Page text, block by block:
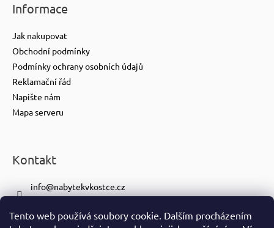
Tento web používá soubory cookie. Dalším procházením
Informace
Jak nakupovat
Obchodní podmínky
Podmínky ochrany osobních údajů
Reklamační řád
Napište nám
Mapa serveru
Kontakt
info@nabytekvkostce.cz
+420 601 116 371